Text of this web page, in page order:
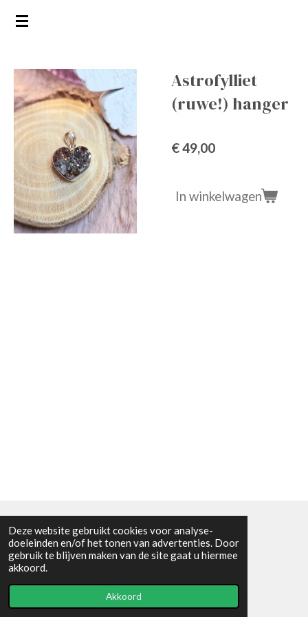
Deze website gebruikt cookies voor analyse-
doeleinden en/of het tonen van advertenties. Door
gebruik te blijven maken van de site gaat u hiermee
akkoord.
Akkoord
Ga
de
hoofdinhoud
Astrofylliet
(ruwe!) hanger
€ 49,00
In winkelwagen
Algemene voorwaarden
© 2021 - RC en mineralenshop Het vlinderpad